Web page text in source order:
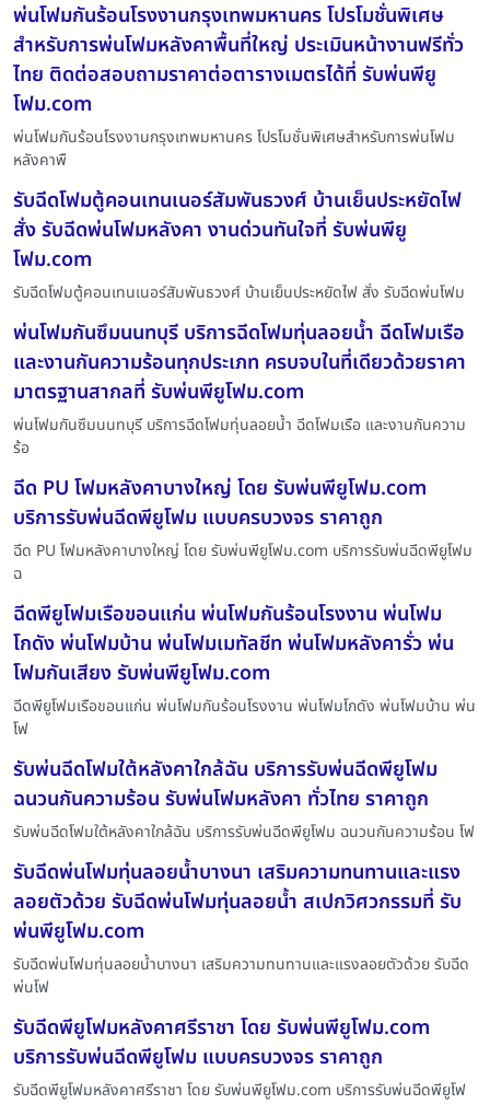
พ่นโฟมกันร้อนโรงงานกรุงเทพมหานคร โปรโมชั่นพิเศษ
สำหรับการพ่นโฟมหลังคาพื้นที่ใหญ่ ประเมินหน้างานฟรีทั่ว
ไทย ติดต่อสอบถามราคาต่อตารางเมตรได้ที่ รับพ่นพียู
โฟม.com
พ่นโฟมกันร้อนโรงงานกรุงเทพมหานคร โปรโมชั่นพิเศษสำหรับการพ่นโฟม
หลังคาพื
รับฉีดโฟมตู้คอนเทนเนอร์สัมพันธวงศ์ บ้านเย็นประหยัดไฟ
สั่ง รับฉีดพ่นโฟมหลังคา งานด่วนทันใจที่ รับพ่นพียู
โฟม.com
รับฉีดโฟมตู้คอนเทนเนอร์สัมพันธวงศ์ บ้านเย็นประหยัดไฟ สั่ง รับฉีดพ่นโฟม
พ่นโฟมกันซึมนนทบุรี บริการฉีดโฟมทุ่นลอยน้ำ ฉีดโฟมเรือ
และงานกันความร้อนทุกประเภท ครบจบในที่เดียวด้วยราคา
มาตรฐานสากลที่ รับพ่นพียูโฟม.com
พ่นโฟมกันซึมนนทบุรี บริการฉีดโฟมทุ่นลอยน้ำ ฉีดโฟมเรือ และงานกันความ
ร้อ
ฉีด PU โฟมหลังคาบางใหญ่ โดย รับพ่นพียูโฟม.com
บริการรับพ่นฉีดพียูโฟม แบบครบวงจร ราคาถูก
ฉีด PU โฟมหลังคาบางใหญ่ โดย รับพ่นพียูโฟม.com บริการรับพ่นฉีดพียูโฟม
ฉ
ฉีดพียูโฟมเรือขอนแก่น พ่นโฟมกันร้อนโรงงาน พ่นโฟม
โกดัง พ่นโฟมบ้าน พ่นโฟมเมทัลชีท พ่นโฟมหลังคารั่ว พ่น
โฟมกันเสียง รับพ่นพียูโฟม.com
ฉีดพียูโฟมเรือขอนแก่น พ่นโฟมกันร้อนโรงงาน พ่นโฟมโกดัง พ่นโฟมบ้าน พ่น
โฟ
รับพ่นฉีดโฟมใต้หลังคาใกล้ฉัน บริการรับพ่นฉีดพียูโฟม
ฉนวนกันความร้อน รับพ่นโฟมหลังคา ทั่วไทย ราคาถูก
รับพ่นฉีดโฟมใต้หลังคาใกล้ฉัน บริการรับพ่นฉีดพียูโฟม ฉนวนกันความร้อน โฟ
รับฉีดพ่นโฟมทุ่นลอยน้ำบางนา เสริมความทนทานและแรง
ลอยตัวด้วย รับฉีดพ่นโฟมทุ่นลอยน้ำ สเปกวิศวกรรมที่ รับ
พ่นพียูโฟม.com
รับฉีดพ่นโฟมทุ่นลอยน้ำบางนา เสริมความทนทานและแรงลอยตัวด้วย รับฉีด
พ่นโฟ
รับฉีดพียูโฟมหลังคาศรีราชา โดย รับพ่นพียูโฟม.com
บริการรับพ่นฉีดพียูโฟม แบบครบวงจร ราคาถูก
รับฉีดพียูโฟมหลังคาศรีราชา โดย รับพ่นพียูโฟม.com บริการรับพ่นฉีดพียูโฟ